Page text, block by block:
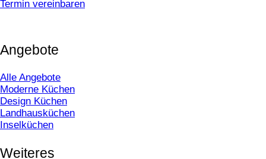
Termin vereinbaren
Angebote
Alle Angebote
Moderne Küchen
Design Küchen
Landhausküchen
Inselküchen
Weiteres